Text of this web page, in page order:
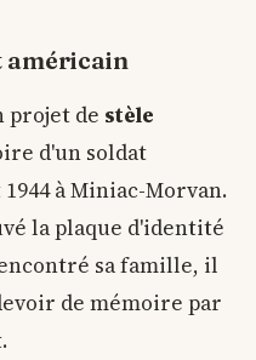
américain
projet de stèle
d'un soldat
à Miniac-Morvan.
la plaque d'identité
sa famille, il
de mémoire par